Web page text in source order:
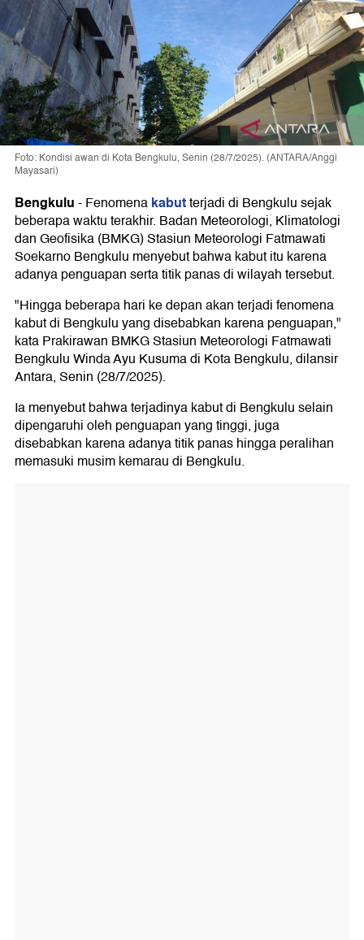
Foto: Kondisi awan di Kota Bengkulu, Senin (28/7/2025). (ANTARA/Anggi
Mayasari)
Bengkulu-Fenomenakabutterjadi di Bengkulu sejak
beberapa waktu terakhir. Badan Meteorologi, Klimatologi
dan Geofisika (BMKG) Stasiun Meteorologi Fatmawati
Soekarno Bengkulu menyebut bahwa kabut itu karena
adanya penguapan serta titik panas di wilayah tersebut.
"Hingga beberapa hari ke depan akan terjadi fenomena
kabut di Bengkulu yang disebabkan karena penguapan,"
kata Prakirawan BMKG Stasiun Meteorologi Fatmawati
Bengkulu Winda Ayu Kusuma di Kota Bengkulu, dilansir
Antara, Senin (28/7/2025).
Ia menyebut bahwa terjadinya kabut di Bengkulu selain
dipengaruhi oleh penguapan yang tinggi, juga
disebabkan karena adanya titik panas hingga peralihan
memasuki musim kemarau di Bengkulu.